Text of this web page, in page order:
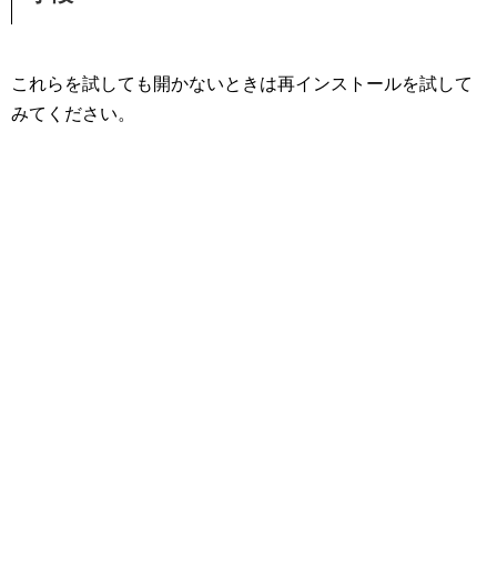
これらを試しても開かないときは再インストールを試して
みてください。